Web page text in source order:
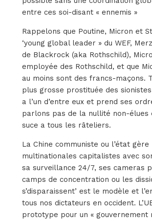
entre ces soi-disant « ennemis »
Rappelons que Poutine, Micron et
‘young global leader » du WEF,
de Blackrock (aka Rothschild),
employée des Rothschild, et que
au moins sont des francs-maçons.
plus grosse prostituée des
a l’un d’entre eux et prend ses
parlons pas de la nullité non-élues
suce a tous les râteliers.
La Chine communiste ou l’état gère
multinationales capitalistes avec
sa surveillance 24/7, ses cameras
camps de concentration ou les
s’disparaissent’ est le modèle et
tous nos dictateurs en occident.
prototype pour un « gouvernement